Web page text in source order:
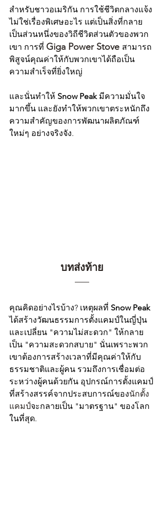
สำหรับชาวอเมริกัน การใช้ชีวิตกลางแจ้ง
ไม่ใช่เรื่องพิเศษอะไร แต่เป็นสิ่งที่กลาย
เป็นส่วนหนึ่งของวิถีชีวิตส่วนตัวของพวก
เขา การที่ Giga Power Stove สามารถ
พิสูจน์คุณค่าให้กับพวกเขาได้ถือเป็น
ความสำเร็จที่ยิ่งใหญ่
และนั่นทำให้ Snow Peak มีความมั่นใจ
มากขึ้น และยังทำให้พวกเขาตระหนักถึง
ความสำคัญของการพัฒนาผลิตภัณฑ์
ใหม่ๆ อย่างจริงจัง.
บทส่งท้าย
คุณคิดอย่างไรบ้าง? เหตุผลที่ Snow Peak
ได้สร้างวัฒนธรรมการตั้งแคมป์ในญี่ปุ่น
และเปลี่ยน "ความไม่สะดวก" ให้กลาย
เป็น "ความสะดวกสบาย" นั่นเพราะพวก
เขาต้องการสร้างเวลาที่มีคุณค่าให้กับ
ธรรมชาติและผู้คน รวมถึงการเชื่อมต่อ
ระหว่างผู้คนด้วยกัน อุปกรณ์การตั้งแคมป์
ที่สร้างสรรค์จากประสบการณ์ของนักตั้ง
แคมป์จะกลายเป็น "มาตรฐาน" ของโลก
ในที่สุด.